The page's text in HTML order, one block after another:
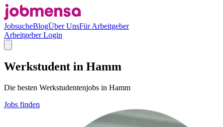
JobsucheBlogÜber UnsFür Arbeitgeber
Arbeitgeber Login
Werkstudent in Hamm
Die besten Werkstudentenjobs in Hamm
Jobs finden